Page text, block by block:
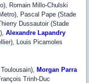
Romain Millo-Chulski
Pascal Pape (Stade
Dussautoir (Stade
Alexandre Lapandry
Louis Picamoles
Morgan Parra
Trinh-Duc